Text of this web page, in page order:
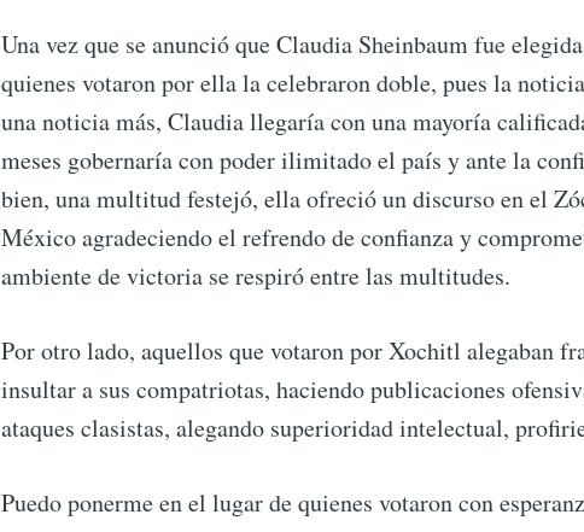
Una vez que se anunció que Claudia Sheinbaum fue
quienes votaron por ella la celebraron doble, pues la
una noticia más, Claudia llegaría con una mayoría
meses gobernaría con poder ilimitado el país y ante la
bien, una multitud festejó, ella ofreció un discurso en el
México agradeciendo el refrendo de confianza y
ambiente de victoria se respiró entre las multitudes.
Por otro lado, aquellos que votaron por Xochitl alegaban
insultar a sus compatriotas, haciendo publicaciones
ataques clasistas, alegando superioridad intelectual,
Puedo ponerme en el lugar de quienes votaron con